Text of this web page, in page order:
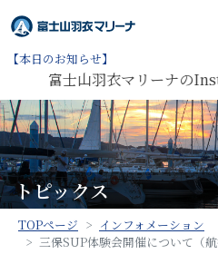
【本日のお知らせ】
富士山羽衣マリーナの
トピックス
TOPページ
インフォメーション
三保SUP体験会開催について（航